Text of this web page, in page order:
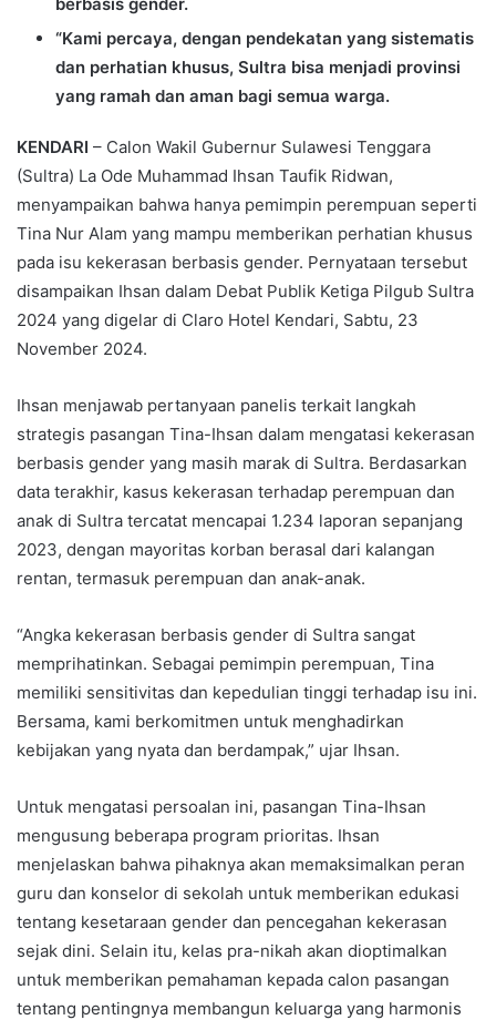
“Kami percaya, dengan pendekatan yang sistematis
dan perhatian khusus, Sultra bisa menjadi provinsi
yang ramah dan aman bagi semua warga.
KENDARI – Calon Wakil Gubernur Sulawesi Tenggara
(Sultra) La Ode Muhammad Ihsan Taufik Ridwan,
menyampaikan bahwa hanya pemimpin perempuan seperti
Tina Nur Alam yang mampu memberikan perhatian khusus
pada isu kekerasan berbasis gender. Pernyataan tersebut
disampaikan Ihsan dalam Debat Publik Ketiga Pilgub Sultra
2024 yang digelar di Claro Hotel Kendari, Sabtu, 23
November 2024.
Ihsan menjawab pertanyaan panelis terkait langkah
strategis pasangan Tina-Ihsan dalam mengatasi kekerasan
berbasis gender yang masih marak di Sultra. Berdasarkan
data terakhir, kasus kekerasan terhadap perempuan dan
anak di Sultra tercatat mencapai 1.234 laporan sepanjang
2023, dengan mayoritas korban berasal dari kalangan
rentan, termasuk perempuan dan anak-anak.
“Angka kekerasan berbasis gender di Sultra sangat
memprihatinkan. Sebagai pemimpin perempuan, Tina
memiliki sensitivitas dan kepedulian tinggi terhadap isu ini.
Bersama, kami berkomitmen untuk menghadirkan
kebijakan yang nyata dan berdampak,” ujar Ihsan.
Untuk mengatasi persoalan ini, pasangan Tina-Ihsan
mengusung beberapa program prioritas. Ihsan
menjelaskan bahwa pihaknya akan memaksimalkan peran
guru dan konselor di sekolah untuk memberikan edukasi
tentang kesetaraan gender dan pencegahan kekerasan
sejak dini. Selain itu, kelas pra-nikah akan dioptimalkan
untuk memberikan pemahaman kepada calon pasangan
tentang pentingnya membangun keluarga yang harmonis